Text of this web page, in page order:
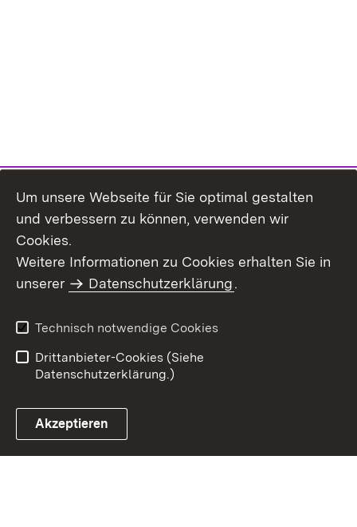
Benutzungshinweise
Erklärung zur
Um unsere Webseite für Sie optimal gestalten
und verbessern zu können, verwenden wir
Cookies.
Weitere Informationen zu Cookies erhalten Sie in
unserer
Datenschutzerklärung.
Technisch notwendige Cookies
Drittanbieter-Cookies (Siehe
Datenschutzerklärung.)
Akzeptieren